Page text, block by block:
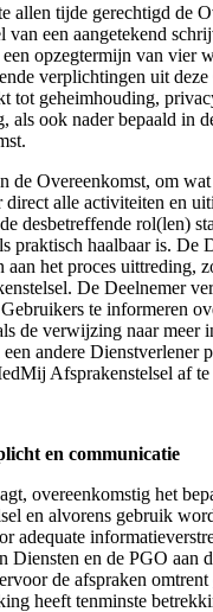
allen tijde gerechtigd de
van een aangetekend
opzegtermijn van vier
verplichtingen uit deze
tot geheimhouding,
als ook nader bepaald in
de Overeenkomst, om
direct alle activiteiten en
desbetreffende rol(len)
praktisch haalbaar is. De
het proces uittreding,
De Deelnemer
te informeren
de verwijzing naar meer
andere Dienstverlener
Afsprakenstelsel af te
en communicatie
overeenkomstig het
en alvorens gebruik
adequate
Diensten en de PGO aan
de afspraken omtrent
heeft tenminste